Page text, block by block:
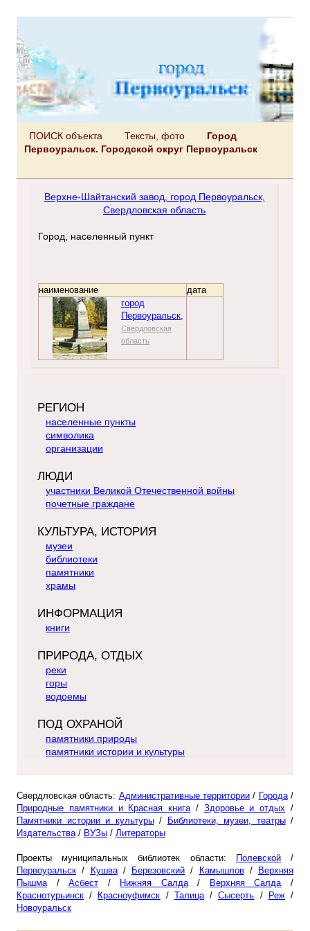
ПОИСК объекта Тексты, фото
Город
Первоуральск. Городской округ Первоуральск
Верхне-Шайтанский завод, город Первоуральск,
Свердловская область
Город, населенный пункт
наименование
дата
город
Первоуральск,
Свердловская
область
РЕГИОН
населенные пункты
символика
организации
ЛЮДИ
участники Великой Отечественной войны
почетные граждане
КУЛЬТУРА, ИСТОРИЯ
музеи
библиотеки
памятники
храмы
ИНФОРМАЦИЯ
книги
ПРИРОДА, ОТДЫХ
реки
горы
водоемы
ПОД ОХРАНОЙ
памятники природы
памятники истории и культуры
Свердловская область: Административные территории / Города/
Природные памятники и Красная книга/ Здоровье и отдых /
Памятники истории и культуры/ Библиотеки, музеи, театры/
Издательства/ ВУЗы / Литераторы
Проекты муниципальных библиотек области: Полевской/
Первоуральск / Кушва/ Березовский / Камышлов/
Верхняя
Пышма/Асбест / Нижняя Салда/ Верхняя Салда/
Краснотурьинск / Красноуфимск / Талица/Сысерть / Реж/
Новоуральск